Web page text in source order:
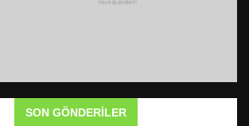
SON GÖNDERILER